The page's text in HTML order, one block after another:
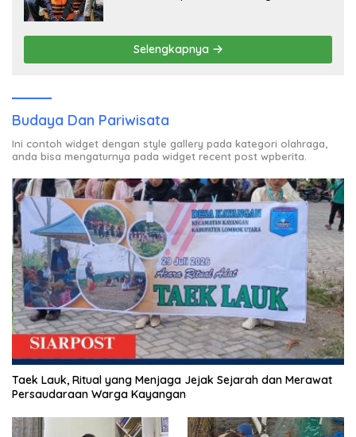
Selengkapnya
Budaya Dan Pariwisata
Ini contoh widget dengan style gallery pada kategori olahraga,
anda bisa mengaturnya pada widget recent post wpberita.
Taek Lauk, Ritual yang Menjaga Jejak Sejarah dan Merawat
Persaudaraan Warga Kayangan